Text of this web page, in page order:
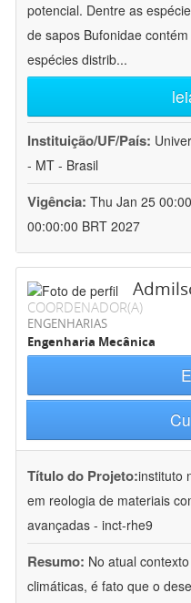
potencial. Dentre as
de sapos Bufonidae
espécies distrib...
Instituição/UF/País:
- MT - Brasil
Vigência: Thu Jan 25
00:00:00 BRT 2027
COORDENADOR(A)
ENGENHARIAS
Engenharia Mecânica
Título do Projeto:instituto
em reologia de materiais
avançadas - inct-rhe9
Resumo: No atual
climáticas, é fato que o